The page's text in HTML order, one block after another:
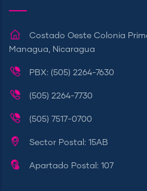
Costado Oeste Colonia
Managua, Nicaragua
PBX: (505) 2264-7630
(505) 2264-7730
(505) 7517-0700
Sector Postal: 15AB
Apartado Postal: 107